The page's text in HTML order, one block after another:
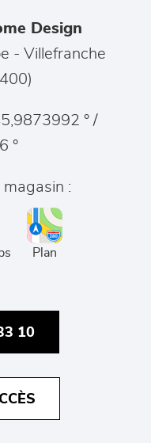
Design
- Villefranche
)
° /
°
:
Plan
10